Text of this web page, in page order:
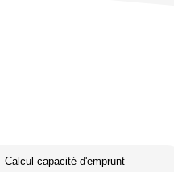
Calcul capacité d'emprunt